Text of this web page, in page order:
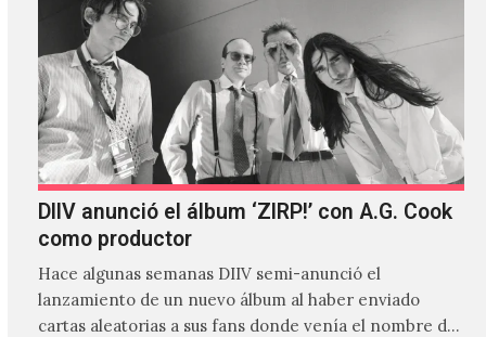
DIIV anunció el álbum ‘ZIRP!’ con A.G. Cook
como productor
Hace algunas semanas DIIV semi-anunció el
lanzamiento de un nuevo álbum al haber enviado
cartas aleatorias a sus fans donde venía el nombre de